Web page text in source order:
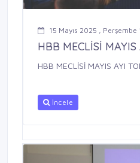
15 Mayıs 2025 , Perşembe
HBB MECLİSİ MAYIS
HBB MECLİSİ MAYIS AYI
İncele